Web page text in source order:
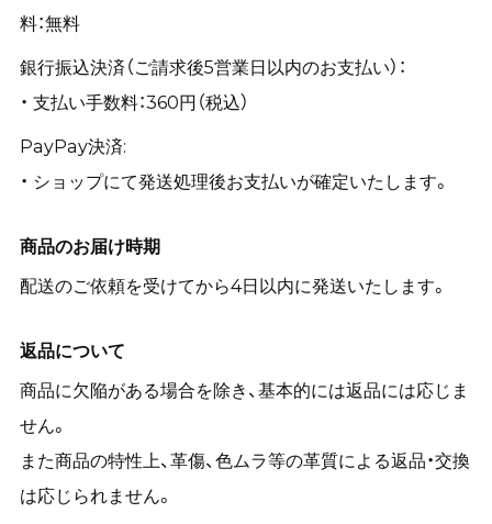
料：無料
銀行振込決済（ご請求後5営業日以内のお支払い）：
・ 支払い手数料：360円（税込）
PayPay決済:
・ ショップにて発送処理後お支払いが確定いたします。
商品のお届け時期
配送のご依頼を受けてから4日以内に発送いたします。
返品について
商品に欠陥がある場合を除き、基本的には返品には応じま
せん。
また商品の特性上、革傷、色ムラ等の革質による返品・交換
は応じられません。